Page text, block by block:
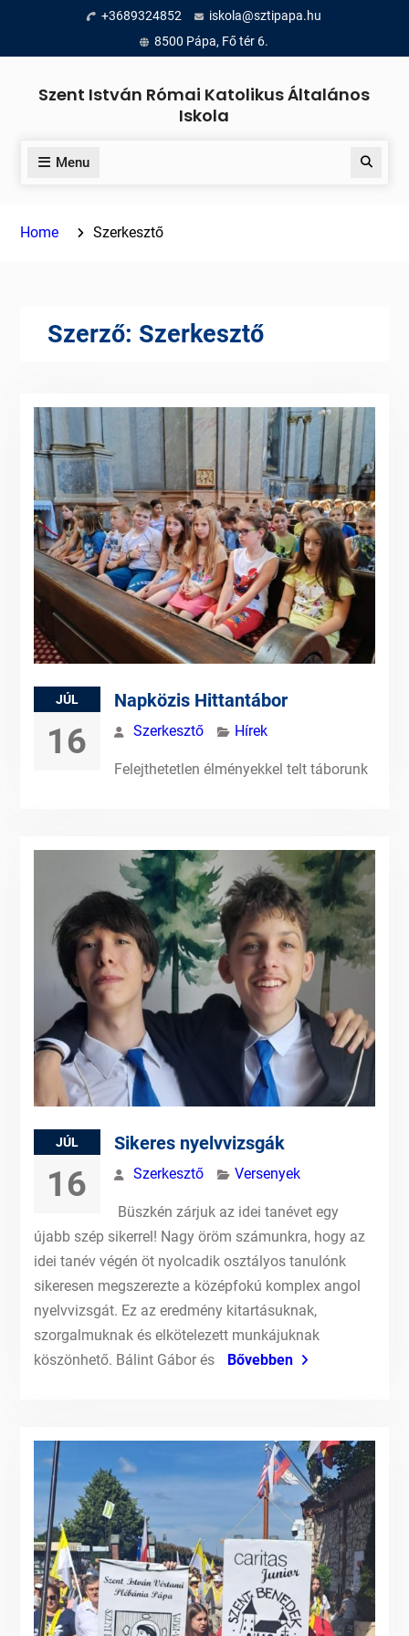
content
+3689324852
iskola@sztipapa.hu
8500 Pápa, Fő tér 6.
Szent István Római Katolikus Általános
Iskola
Menu Search
Home Szerkesztő
Szerző: Szerkesztő
JÚL
16
Napközis Hittantábor
Szerkesztő Hírek
Felejthetetlen élményekkel telt táborunk
JÚL
16
Sikeres nyelvvizsgák
Szerkesztő Versenyek
Büszkén zárjuk az idei tanévet egy
újabb szép sikerrel! Nagy öröm számunkra, hogy az
idei tanév végén öt nyolcadik osztályos tanulónk
sikeresen megszerezte a középfokú komplex angol
nyelvvizsgát. Ez az eredmény kitartásuknak,
szorgalmuknak és elkötelezett munkájuknak
köszönhető. Bálint Gábor és
Bővebben